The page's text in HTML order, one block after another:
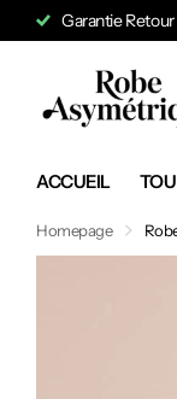
Garantie
ACCUEIL
Homepage